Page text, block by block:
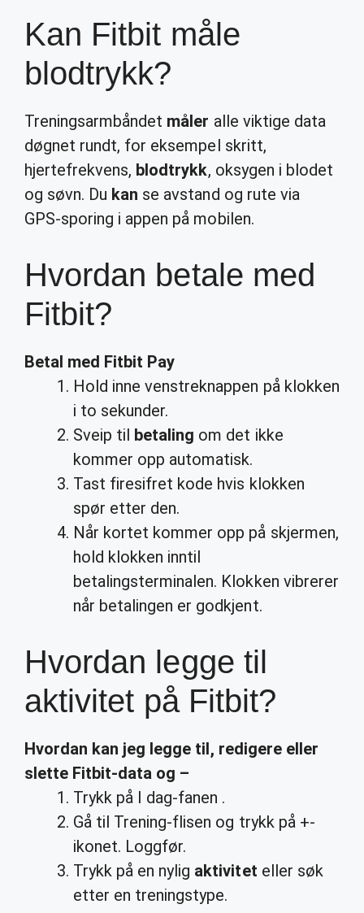
Kan Fitbit måle
blodtrykk?
Treningsarmbåndet måler alle viktige data
døgnet rundt, for eksempel skritt,
hjertefrekvens, blodtrykk, oksygen i blodet
og søvn. Du kan se avstand og rute via
GPS-sporing i appen på mobilen.
Hvordan betale med
Fitbit?
Betal med Fitbit Pay
Hold inne venstreknappen på klokken
i to sekunder.
Sveip til betaling om det ikke
kommer opp automatisk.
Tast firesifret kode hvis klokken
spør etter den.
Når kortet kommer opp på skjermen,
hold klokken inntil
betalingsterminalen. Klokken vibrerer
når betalingen er godkjent.
Hvordan legge til
aktivitet på Fitbit?
Hvordan kan jeg legge til, redigere eller
slette Fitbit-data og –
Trykk på I dag-fanen .
Gå til Trening-flisen og trykk på +-
ikonet. Loggfør.
Trykk på en nylig aktivitet eller søk
etter en treningstype.